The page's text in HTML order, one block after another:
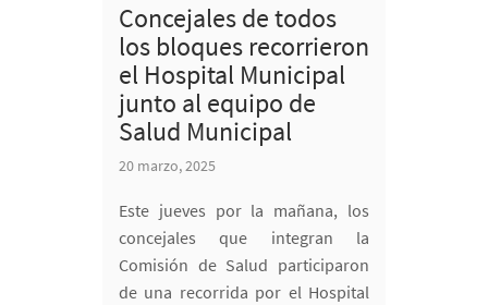
Concejales de todos
los bloques recorrieron
el Hospital Municipal
junto al equipo de
Salud Municipal
20 marzo, 2025
Este jueves por la mañana, los
concejales que integran la
Comisión de Salud participaron
de una recorrida por el Hospital